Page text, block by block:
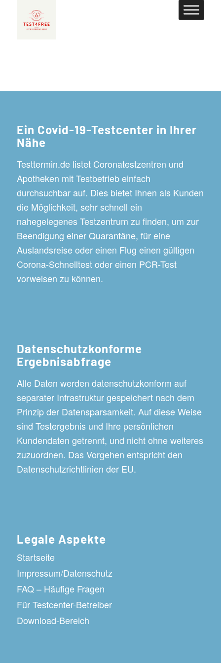
Ein Covid-19-Testcenter in Ihrer
Nähe
Testtermin.de listet Coronatestzentren und
Apotheken mit Testbetrieb einfach
durchsuchbar auf. Dies bietet Ihnen als Kunden
die Möglichkeit, sehr schnell ein
nahegelegenes Testzentrum zu finden, um zur
Beendigung einer Quarantäne, für eine
Auslandsreise oder einen Flug einen gültigen
Corona-Schnelltest oder einen PCR-Test
vorweisen zu können.
Datenschutzkonforme
Ergebnisabfrage
Alle Daten werden datenschutzkonform auf
separater Infrastruktur gespeichert nach dem
Prinzip der Datensparsamkeit. Auf diese Weise
sind Testergebnis und Ihre persönlichen
Kundendaten getrennt, und nicht ohne weiteres
zuzuordnen. Das Vorgehen entspricht den
Datenschutzrichtlinien der EU.
Legale Aspekte
Startseite
Impressum/Datenschutz
FAQ – Häufige Fragen
Für Testcenter-Betreiber
Download-Bereich